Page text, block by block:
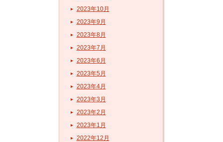
2023年10月
2023年9月
2023年8月
2023年7月
2023年6月
2023年5月
2023年4月
2023年3月
2023年2月
2023年1月
2022年12月